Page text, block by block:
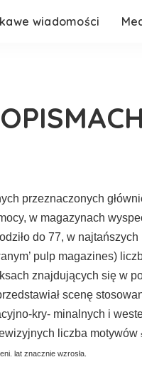
wiadomości
prze­znaczonych
w magazynach
do 77, w najtańszych
pulp magazines)
znajdujących się w
scenę
kry- minalnych i
liczba motywów
lat znacznie wzrosła.